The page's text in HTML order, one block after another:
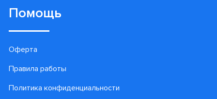
Помощь
Оферта
Правила работы
Политика конфиденциальности